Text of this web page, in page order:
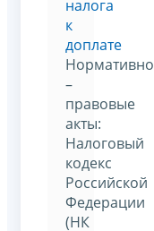
налога
к
доплате
Нормативно
–
правовые
акты:
Налоговый
кодекс
Российской
Федерации
(НК